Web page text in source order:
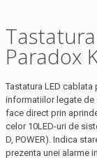
Paradox
Tastatura LED
informatiilor legate de
face direct prin
celor 10LED-uri de
D, POWER). Indica
prezenta unei alarme